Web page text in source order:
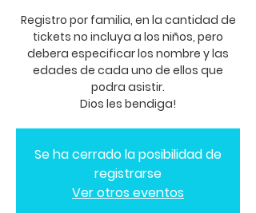
Registro por familia, en la cantidad de
tickets no incluya a los niños, pero
debera especificar los nombre y las
edades de cada uno de ellos que
podra asistir.
Dios les bendiga!
Se ha cerrado la posibilidad de
registrarse
Ver otros eventos